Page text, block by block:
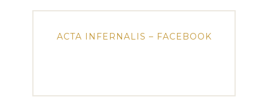
ACTA INFERNALIS – FACEBOOK